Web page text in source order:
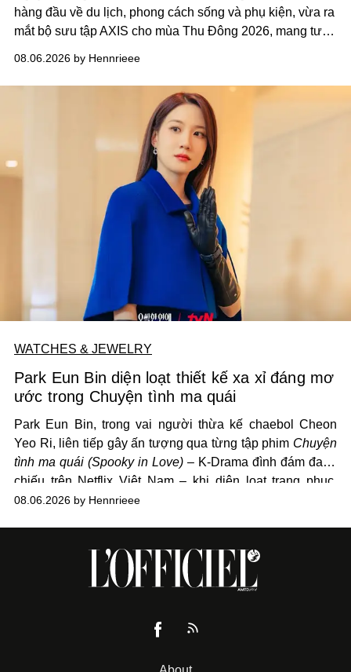
hàng đầu về du lịch, phong cách sống và phụ kiện, vừa ra
mắt bộ sưu tập AXIS cho mùa Thu Đông 2026, mang tư
và phong cách sống hiện đại bằng thiết kế sắc nét, chuẩn
xác gắn liền với tính thẩm mỹ toàn cầu.
08.06.2026 by Hennrieee
WATCHES & JEWELRY
Park Eun Bin diện loạt thiết kế xa xỉ đáng mơ
ước trong Chuyện tình ma quái
Park Eun Bin, trong vai người thừa kế chaebol Cheon
Yeo Ri, liên tiếp gây ấn tượng qua từng tập phim Chuyện
tình ma quái (Spooky in Love) – K-Drama đình đám đang
chiếu trên Netflix Việt Nam – khi diện loạt trang phục,
đồng hồ & trang sức xa xỉ tương xứng với địa vị trên màn
08.06.2026 by Hennrieee